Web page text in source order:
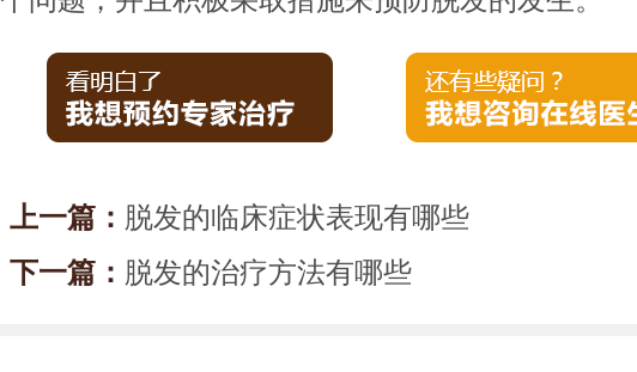
上一篇： 脱发的临床症状表现有哪些
下一篇： 脱发的治疗方法有哪些